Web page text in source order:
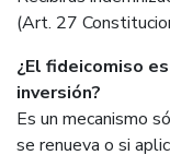
(Art. 27
¿El fideicomiso
inversión?
Es un mecanismo
se renueva o si